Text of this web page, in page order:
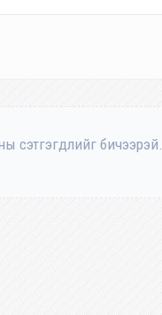
сэтгэгдлийг бичээрэй.